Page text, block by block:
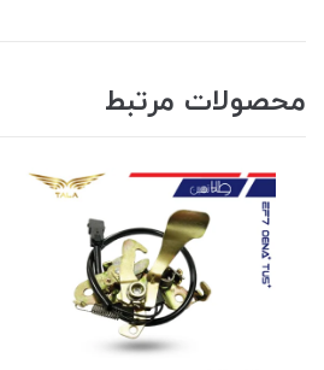
محصولات مرتبط